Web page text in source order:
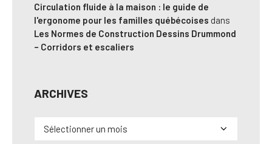
Circulation fluide à la maison : le guide de
l'ergonome pour les familles québécoises dans
Les Normes de Construction Dessins Drummond
– Corridors et escaliers
ARCHIVES
Archives